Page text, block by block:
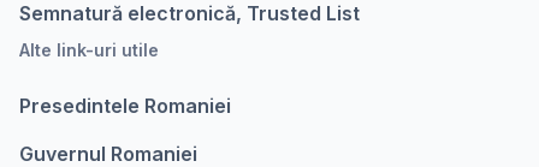
Semnatură electronică, Trusted List
Alte link-uri utile
Presedintele Romaniei
Guvernul Romaniei